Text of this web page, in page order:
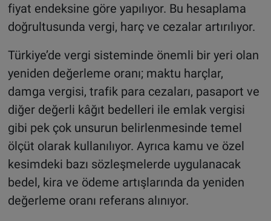
fiyat endeksine göre yapılıyor. Bu hesaplama
doğrultusunda vergi, harç ve cezalar artırılıyor.
Türkiye’de vergi sisteminde önemli bir yeri olan
yeniden değerleme oranı; maktu harçlar,
damga vergisi, trafik para cezaları, pasaport ve
diğer değerli kâğıt bedelleri ile emlak vergisi
gibi pek çok unsurun belirlenmesinde temel
ölçüt olarak kullanılıyor. Ayrıca kamu ve özel
kesimdeki bazı sözleşmelerde uygulanacak
bedel, kira ve ödeme artışlarında da yeniden
değerleme oranı referans alınıyor.